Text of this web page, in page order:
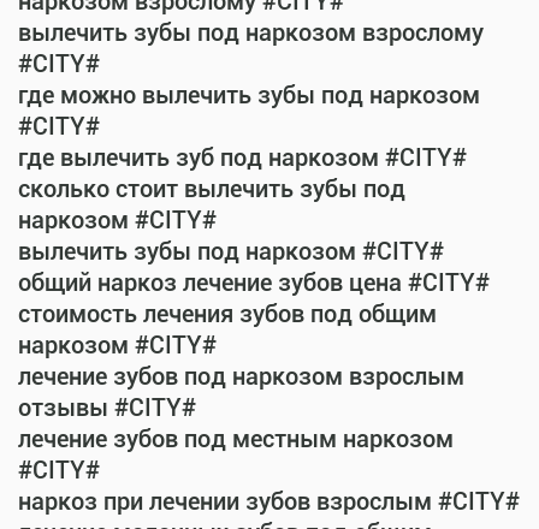
вылечить зубы под наркозом взрослому
#CITY#
где можно вылечить зубы под наркозом
#CITY#
где вылечить зуб под наркозом #CITY#
сколько стоит вылечить зубы под
наркозом #CITY#
вылечить зубы под наркозом #CITY#
общий наркоз лечение зубов цена #CITY#
стоимость лечения зубов под общим
наркозом #CITY#
лечение зубов под наркозом взрослым
отзывы #CITY#
лечение зубов под местным наркозом
#CITY#
наркоз при лечении зубов взрослым #CITY#